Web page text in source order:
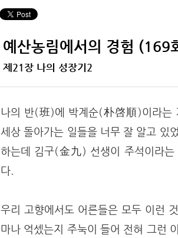
예산농림에서의 경험 (169
제21장 나의 성장기2
나의 반(班)에 박계순(朴啓順)이라는
세상 돌아가는 일들을 너무 잘 알고 있
하는데 김구(金九) 선생이 주석이라
다.
우리 고향에서도 어른들은 모두 이런
마나 억셌는지 주눅이 들어 전혀 그런